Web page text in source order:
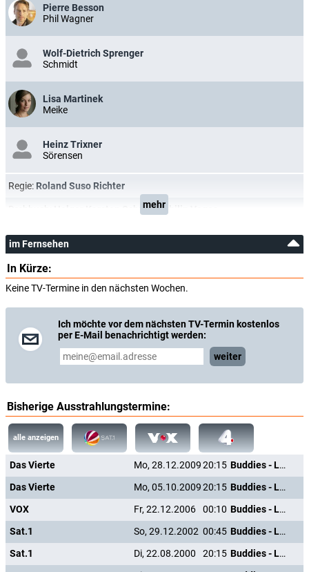
Pierre Besson
Phil Wagner
Wolf-Dietrich Sprenger
Schmidt
Lisa Martinek
Meike
Heinz Trixner
Sörensen
Regie: Roland Suso Richter
Holger Karsten Schmidt,Philip Voges
mehr
im Fernsehen
In Kürze:
Keine TV-Termine in den nächsten Wochen.
Ich möchte vor dem nächsten TV-Termin kostenlos
per E-Mail benachrichtigt werden:
weiter
Bisherige Ausstrahlungstermine:
alle anzeigen
Das Vierte Mo, 28.12.200920:15
Buddies - Leben auf der Überholspur
Das Vierte
Mo, 05.10.200920:15
Buddies - Leben auf der Überholspur
VOX
Fr, 22.12.2006 00:10
Buddies - Leben auf der Überholspur
Sat.1
So, 29.12.2002 00:45
Buddies - Leben auf der Überholspur
Sat.1
Di, 22.08.2000 20:15
Buddies - Leben auf der Überholspur